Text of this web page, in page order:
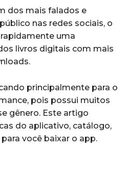
dos mais falados e
nas redes sociais, o
uma
livros digitais com mais
principalmente para o
pois possui muitos
gênero. Este artigo
do aplicativo, catálogo,
você baixar o app.